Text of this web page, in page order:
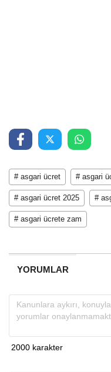
# asgari ücret # asgari
# asgari ücret 2025 #
# asgari ücrete zam
YORUMLAR